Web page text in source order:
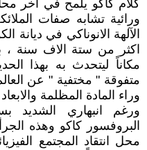
كلام كاكو يلمح في آخر
ورائية تشابه صفات
الآلهة الانوناكي في ديانة
اكثر من ستة الاف سنة ،
مكاناً ليتحدث به بهذا
متفوقة " مختفية " عن
وراء المادة المظلمة
ورغم انبهاري الشديد
البروفسور كاكو وهذه
محل انتقاد المجتمع